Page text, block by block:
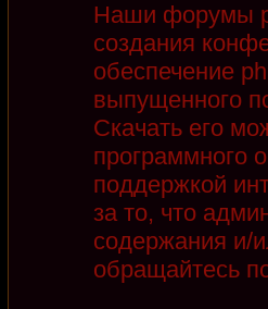
Наши форумы
создания
обеспечение
выпущенного
Скачать его
программного
поддержкой
за то, что
содержания и/
обращайтесь